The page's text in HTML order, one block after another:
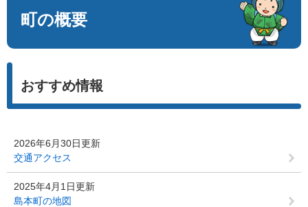
へ
町の概要
おすすめ情報
2026年6月30日更新
交通アクセス
2025年4月1日更新
島本町の地図